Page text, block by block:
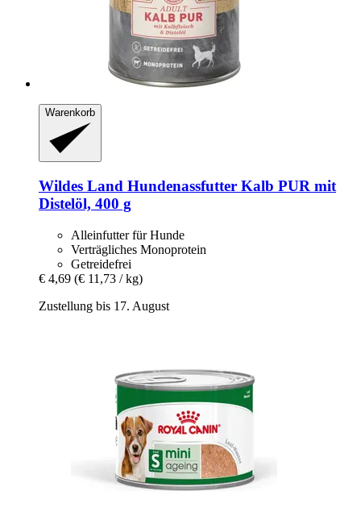
Warenkorb
Wildes Land Hundenassfutter Kalb PUR mit
Distelöl, 400 g
Alleinfutter für Hunde
Verträgliches Monoprotein
Getreidefrei
€ 4,69 (€ 11,73 / kg)
Zustellung bis 17. August